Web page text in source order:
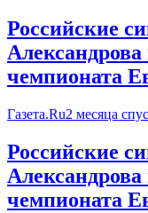
Российские
чемпионата
Газета.Ru2 месяца
Российские
чемпионата